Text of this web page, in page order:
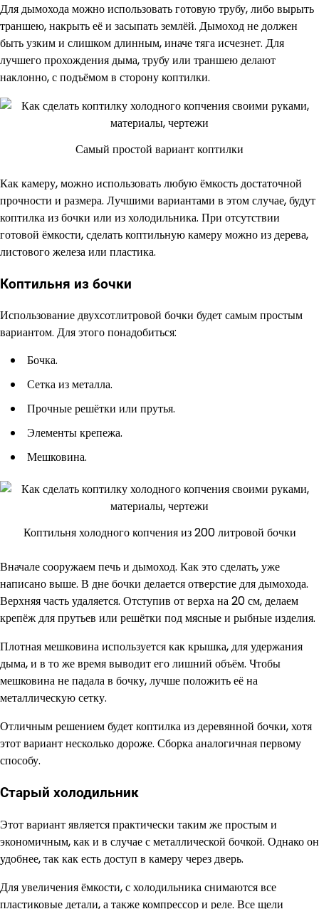
Для дымохода можно использовать готовую трубу, либо вырыть
траншею, накрыть её и засыпать землёй. Дымоход не должен
быть узким и слишком длинным, иначе тяга исчезнет. Для
лучшего прохождения дыма, трубу или траншею делают
наклонно, с подъёмом в сторону коптилки.
Самый простой вариант коптилки
Как камеру, можно использовать любую ёмкость достаточной
прочности и размера. Лучшими вариантами в этом случае, будут
коптилка из бочки или из холодильника. При отсутствии
готовой ёмкости, сделать коптильную камеру можно из дерева,
листового железа или пластика.
Коптильня из бочки
Использование двухсотлитровой бочки будет самым простым
вариантом. Для этого понадобиться:
Бочка.
Сетка из металла.
Прочные решётки или прутья.
Элементы крепежа.
Мешковина.
Коптильня холодного копчения из 200 литровой бочки
Вначале сооружаем печь и дымоход. Как это сделать, уже
написано выше. В дне бочки делается отверстие для дымохода.
Верхняя часть удаляется. Отступив от верха на 20 см, делаем
крепёж для прутьев или решётки под мясные и рыбные изделия.
Плотная мешковина используется как крышка, для удержания
дыма, и в то же время выводит его лишний объём. Чтобы
мешковина не падала в бочку, лучше положить её на
металлическую сетку.
Отличным решением будет коптилка из деревянной бочки, хотя
этот вариант несколько дороже. Сборка аналогичная первому
способу.
Старый холодильник
Этот вариант является практически таким же простым и
экономичным, как и в случае с металлической бочкой. Однако он
удобнее, так как есть доступ в камеру через дверь.
Для увеличения ёмкости, с холодильника снимаются все
пластиковые детали, а также компрессор и реле. Все щели